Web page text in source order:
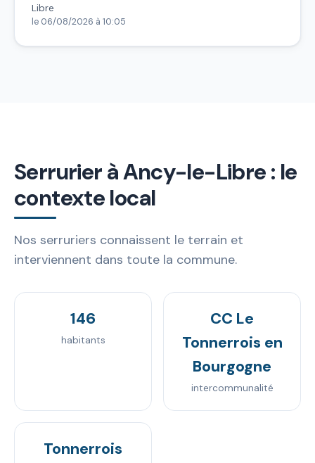
Libre
le 06/08/2026 à 10:05
Serrurier à Ancy-le-Libre : le
contexte local
Nos serruriers connaissent le terrain et
interviennent dans toute la commune.
146
habitants
CC Le
Tonnerrois en
Bourgogne
intercommunalité
Tonnerrois